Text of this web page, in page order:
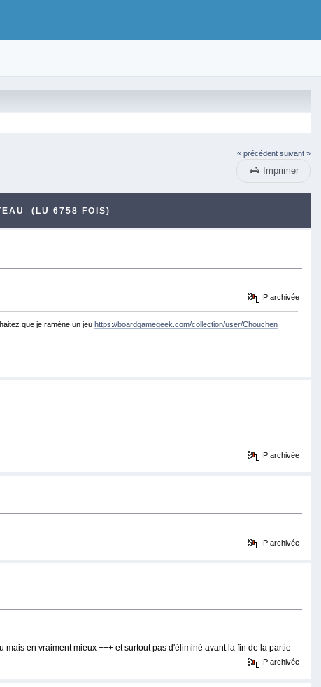
« précédent suivant »
Imprimer
(LU 6758 FOIS)
IP archivée
que je ramène un jeu https://boardgamegeek.com/collection/user/Chouchen
IP archivée
IP archivée
en vraiment mieux +++ et surtout pas d'éliminé avant la fin de la partie
IP archivée